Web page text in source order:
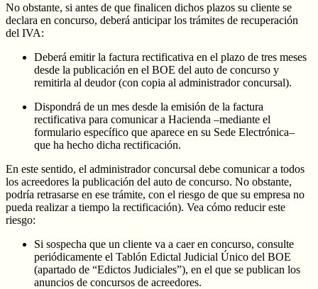
No obstante, si antes de que finalicen dichos plazos su cliente se
declara en concurso, deberá anticipar los trámites de recuperación
del IVA:
Deberá emitir la factura rectificativa en el plazo de tres meses
desde la publicación en el BOE del auto de concurso y
remitirla al deudor (con copia al administrador concursal).
Dispondrá de un mes desde la emisión de la factura
rectificativa para comunicar a Hacienda –mediante el
formulario específico que aparece en su Sede Electrónica–
que ha hecho dicha rectificación.
En este sentido, el administrador concursal debe comunicar a todos
los acreedores la publicación del auto de concurso. No obstante,
podría retrasarse en ese trámite, con el riesgo de que su empresa no
pueda realizar a tiempo la rectificación). Vea cómo reducir este
riesgo:
Si sospecha que un cliente va a caer en concurso, consulte
periódicamente el Tablón Edictal Judicial Único del BOE
(apartado de “Edictos Judiciales”), en el que se publican los
anuncios de concursos de acreedores.